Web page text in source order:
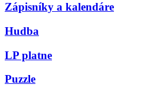
Zápisníky a kalendáre
Hudba
LP platne
Puzzle